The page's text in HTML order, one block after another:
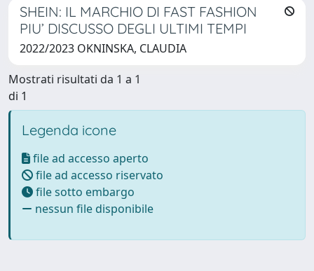
SHEIN: IL MARCHIO DI FAST FASHION
PIU’ DISCUSSO DEGLI ULTIMI TEMPI
2022/2023 OKNINSKA, CLAUDIA
Mostrati risultati da 1 a 1
di 1
Legenda icone
file ad accesso aperto
file ad accesso riservato
file sotto embargo
nessun file disponibile